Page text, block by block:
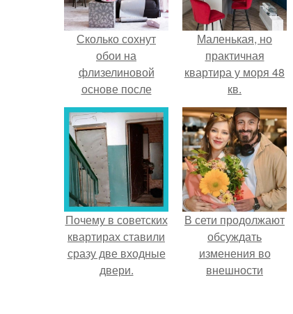
Сколько сохнут
обои на
флизелиновой
основе после
поклейки. Когда
высохнет клей?
Маленькая, но
практичная
квартира у моря 48
кв.
Почему в советских
квартирах ставили
сразу две входные
двери.
В сети продолжают
обсуждать
изменения во
внешности